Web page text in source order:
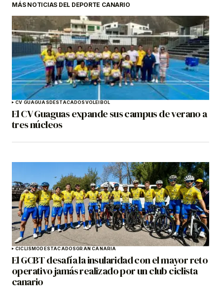
MÁS NOTICIAS DEL DEPORTE CANARIO
CV GUAGUASDESTACADOSVOLEIBOL
El CV Guaguas expande sus campus de verano a
tres núcleos
CICLISMODESTACADOSGRAN CANARIA
El GCBT desafía la insularidad con el mayor reto
operativo jamás realizado por un club ciclista
canario